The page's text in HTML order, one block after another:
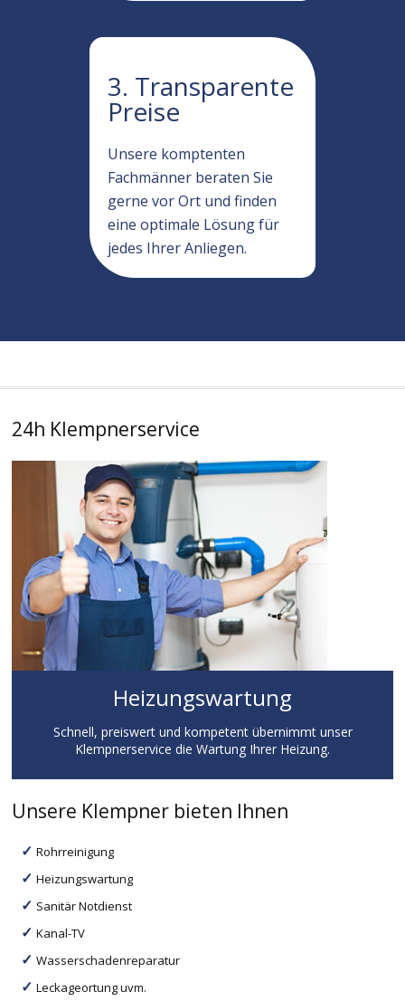
3. Transparente
Preise
Unsere komptenten
Fachmänner beraten Sie
gerne vor Ort und finden
eine optimale Lösung für
jedes Ihrer Anliegen.
24h Klempnerservice
Heizungswartung
Schnell, preiswert und kompetent übernimmt unser
Klempnerservice die Wartung Ihrer Heizung.
Unsere Klempner bieten Ihnen
Rohrreinigung
Heizungswartung
Sanitär Notdienst
Kanal-TV
Wasserschadenreparatur
Leckageortung uvm.